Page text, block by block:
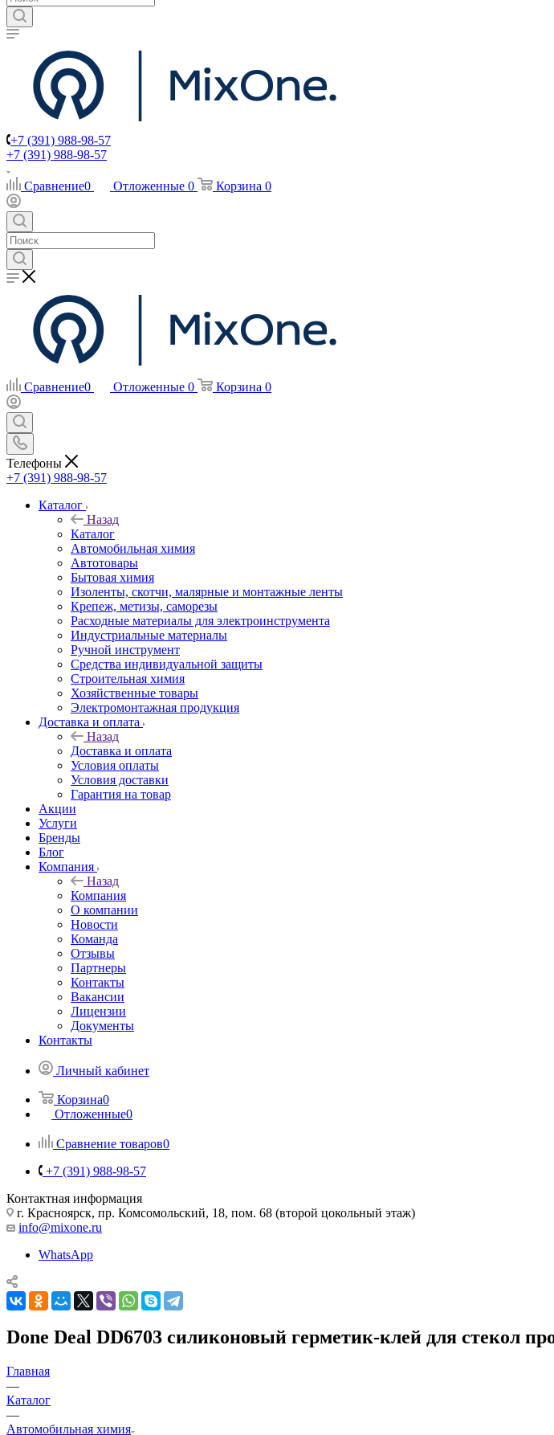
+7 (391) 988-98-57
+7 (391) 988-98-57
Сравнение0 Отложенные 0 Корзина 0
Сравнение0 Отложенные 0 Корзина 0
Телефоны
+7 (391) 988-98-57
Каталог
Назад
Каталог
Автомобильная химия
Автотовары
Бытовая химия
Изоленты, скотчи, малярные и монтажные ленты
Крепеж, метизы, саморезы
Расходные материалы для электроинструмента
Индустриальные материалы
Ручной инструмент
Средства индивидуальной защиты
Строительная химия
Хозяйственные товары
Электромонтажная продукция
Доставка и оплата
Назад
Доставка и оплата
Условия оплаты
Условия доставки
Гарантия на товар
Акции
Услуги
Бренды
Блог
Компания
Назад
Компания
О компании
Новости
Команда
Отзывы
Партнеры
Контакты
Вакансии
Лицензии
Документы
Контакты
Личный кабинет
Корзина0
Отложенные0
Сравнение товаров0
+7 (391) 988-98-57
Контактная информация
г. Красноярск, пр. Комсомольский, 18, пом. 68 (второй цокольный этаж)
info@mixone.ru
WhatsApp
Done Deal DD6703 силиконовый герметик-клей для стекол
Главная
—
Каталог
—
Автомобильная химия